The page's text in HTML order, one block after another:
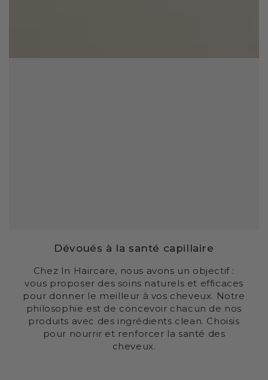
Dévoués à la santé capillaire
Chez In Haircare, nous avons un objectif :
vous proposer des soins naturels et efficaces
pour donner le meilleur à vos cheveux. Notre
philosophie est de concevoir chacun de nos
produits avec des ingrédients clean. Choisis
pour nourrir et renforcer la santé des
cheveux.